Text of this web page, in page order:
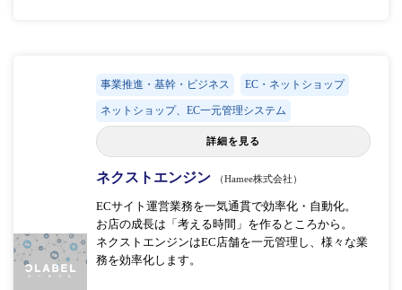
事業推進・基幹・ビジネス EC・ネットショップ
ネットショップ、EC一元管理システム
詳細を見る
ネクストエンジン （Hamee株式会社）
ECサイト運営業務を一気通貫で効率化・自動化。
お店の成長は「考える時間」を作るところから。
ネクストエンジンはEC店舗を一元管理し、様々な業
務を効率化します。